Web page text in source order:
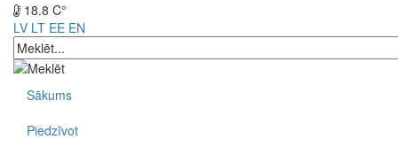
18.8 C°
LV LT EE EN
Sākums
Piedzīvot